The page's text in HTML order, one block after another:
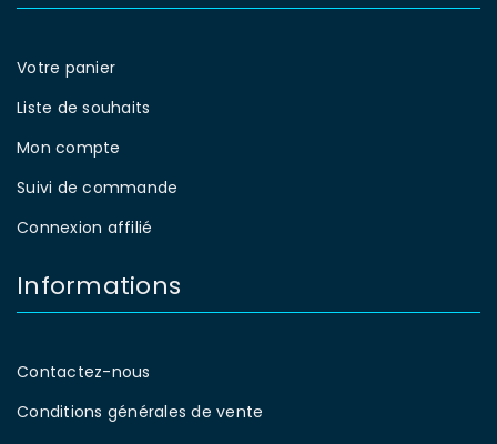
Votre panier
Liste de souhaits
Mon compte
Suivi de commande
Connexion affilié
Informations
Contactez-nous
Conditions générales de vente